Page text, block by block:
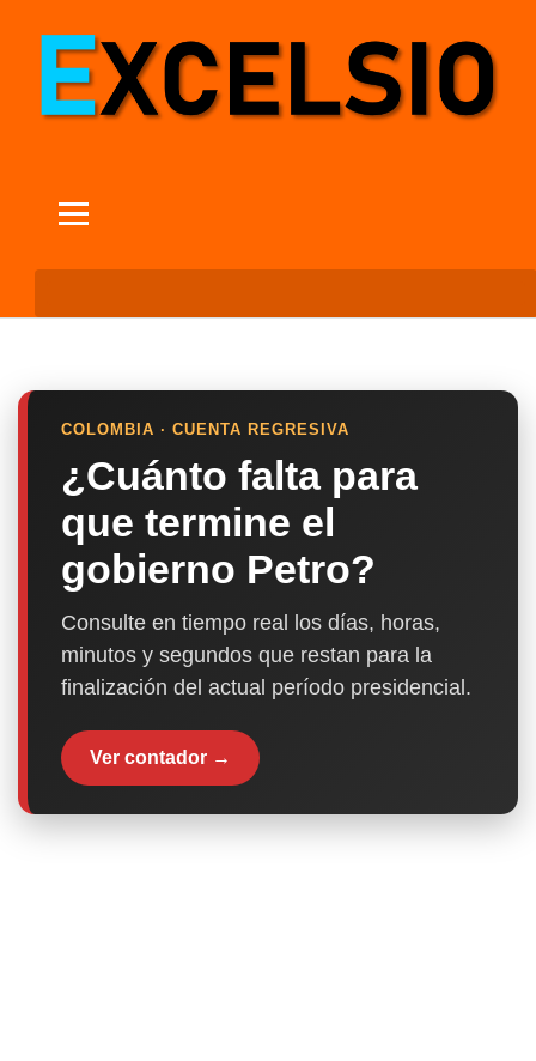
COLOMBIA · CUENTA REGRESIVA
¿Cuánto falta para
que termine el
gobierno Petro?
Consulte en tiempo real los días, horas,
minutos y segundos que restan para la
finalización del actual período presidencial.
Ver contador →